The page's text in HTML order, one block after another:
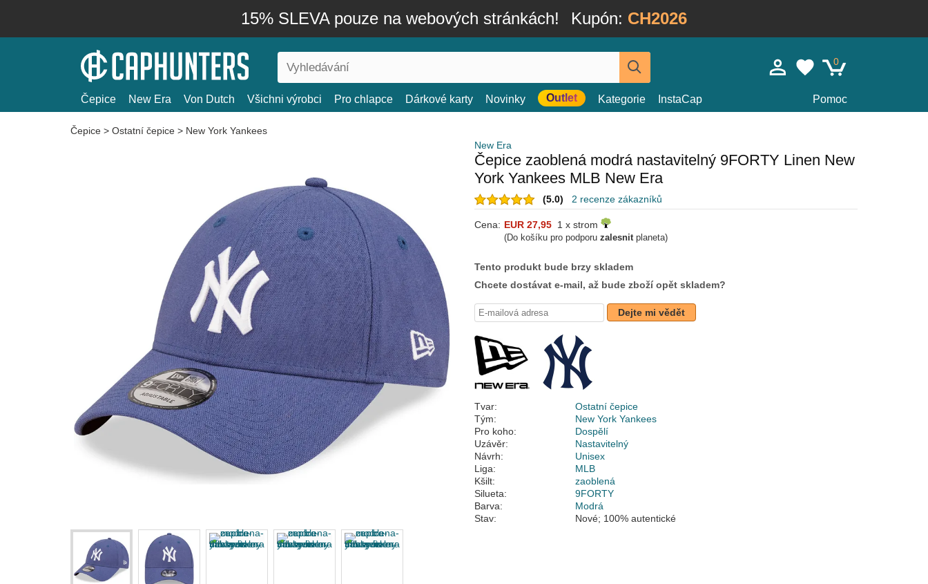
15% SLEVA pouze na webových stránkách! Kupón: CH2026
0
Čepice New Era Von Dutch Všichni výrobci Pro chlapce Dárkové karty Novinky Outlet Kategorie InstaCap Pomoc
Čepice > Ostatní čepice > New York Yankees
New Era
Čepice zaoblená modrá nastavitelný 9FORTY Linen New
York Yankees MLB New Era
(5.0) 2 recenze zákazníků
Cena: EUR 27,95 1 x strom
(Do košíku pro podporu zalesnitplaneta)
Tento produkt bude brzy skladem
Chcete dostávat e-mail, až bude zboží opět skladem?
Dejte mi vědět
Tvar:
Ostatní čepice
Tým:
New York Yankees
Pro koho:
Dospělí
Uzávěr:
Nastavitelný
Návrh:
Unisex
Liga:
MLB
Kšilt:
zaoblená
Silueta:
9FORTY
Barva:
Modrá
Stav:
Nové; 100% autentické